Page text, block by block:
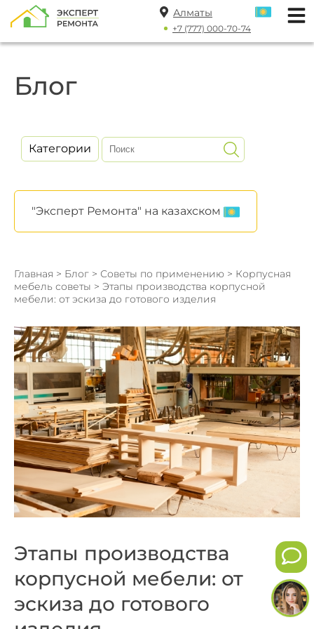
Алматы
+7 (777) 000-70-74
Блог
Категории
"Эксперт Ремонта" на казахском
Главная > Блог > Советы по применению > Корпусная
мебель советы > Этапы производства корпусной
мебели: от эскиза до готового изделия
Этапы производства
корпусной мебели: от
эскиза до готового